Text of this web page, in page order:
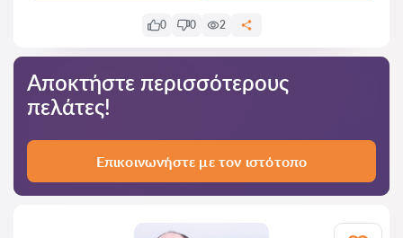
0 0 2
Αποκτήστε περισσότερους
πελάτες!
Επικοινωνήστε με τον ιστότοπο